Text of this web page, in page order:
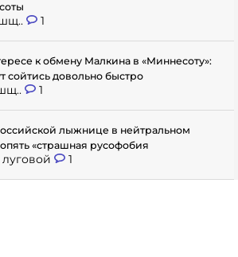
1
к обмену Малкина в «Миннесоту»:
сойтись довольно быстро
1
лыжнице в нейтральном
«страшная русофобия
луговой 1